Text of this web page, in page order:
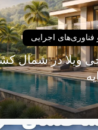
اجرایی
ویلا در شمال